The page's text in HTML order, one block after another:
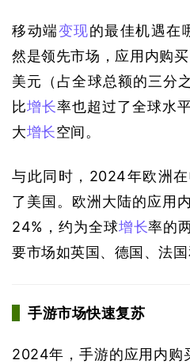
移动端变现的最佳机遇在
然是领先市场，应用内购
美元（占全球总额的三分
比增长率也超过了全球水
大增长空间。
与此同时，2024年欧洲在
了美国。欧洲大陆的应用
24%，约为全球增长率的
要市场如英国、德国、法
手游市场快速复苏
2024年，手游的应用内购